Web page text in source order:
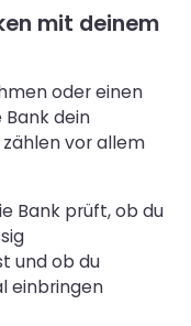
mit deinem
oder einen
dein
vor allem
Bank prüft, ob du
und ob du
einbringen